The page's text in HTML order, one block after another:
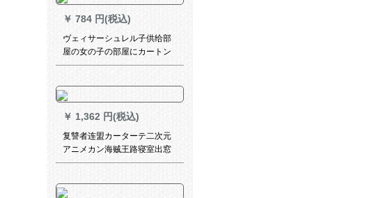
ーズシリーズシリーズシリー
ズ既製カーンンシステムシス
テムシステムカーン遮光カー
ン【绿の二重】牛乳糸一体
￥ 784 円(税込)
ヴェィサーシュレル子供给部
屋の女の子の部屋にカートン
トン姫の棘身を既製のカート
テーテーン甜心公主オーダカ
ーン毎米（何メテルで何枚か
つまみますか？）
￥ 1,362 円(税込)
复讐者连盟カーターテ二次元
アニメカン海贼王路寝室出窓
扫きの窓カーターテーン来図
2.0メトル*高さ2.7メトルトル